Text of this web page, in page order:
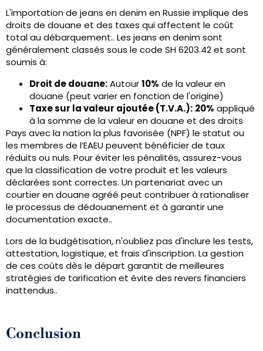
L'importation de jeans en denim en Russie implique des
droits de douane et des taxes qui affectent le coût
total au débarquement.. Les jeans en denim sont
généralement classés sous le code SH 6203.42 et sont
soumis à:
Droit de douane:Autour10% de la valeur en
douane (peut varier en fonction de l'origine)
Taxe sur la valeur ajoutée (T.V.A.): 20% appliqué
à la somme de la valeur en douane et des droits
Pays avec la nation la plus favorisée (NPF) le statut ou
les membres de l’EAEU peuvent bénéficier de taux
réduits ou nuls. Pour éviter les pénalités, assurez-vous
que la classification de votre produit et les valeurs
déclarées sont correctes. Un partenariat avec un
courtier en douane agréé peut contribuer à rationaliser
le processus de dédouanement et à garantir une
documentation exacte..
Lors de la budgétisation, n'oubliez pas d'inclure les tests,
attestation, logistique, et frais d'inscription. La gestion
de ces coûts dès le départ garantit de meilleures
stratégies de tarification et évite des revers financiers
inattendus..
Conclusion